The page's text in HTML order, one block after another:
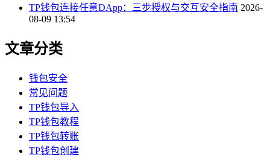
TP钱包连接任意DApp：三步授权与交互安全指南 2026-
08-09 13:54
文章分类
钱包安全
常见问题
TP钱包导入
TP钱包教程
TP钱包转账
TP钱包创建